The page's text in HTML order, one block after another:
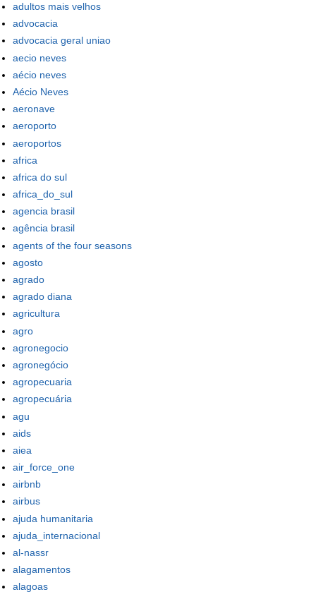
adultos mais velhos
advocacia
advocacia geral uniao
aecio neves
aécio neves
Aécio Neves
aeronave
aeroporto
aeroportos
africa
africa do sul
africa_do_sul
agencia brasil
agência brasil
agents of the four seasons
agosto
agrado
agrado diana
agricultura
agro
agronegocio
agronegócio
agropecuaria
agropecuária
agu
aids
aiea
air_force_one
airbnb
airbus
ajuda humanitaria
ajuda_internacional
al-nassr
alagamentos
alagoas